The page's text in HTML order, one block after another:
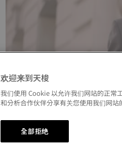
欢迎来到天梭
我们使用 Cookie 以允许我们网站的正常
和分析合作伙伴分享有关您使用我们网站
全部拒绝